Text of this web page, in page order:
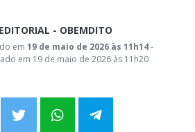
- OBEMDITO
em 19 de maio de 2026 às 11h14-
em 19 de maio de 2026 às 11h20